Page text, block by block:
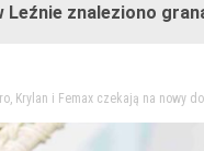
granat!
Krylan i Femax czekają na nowy